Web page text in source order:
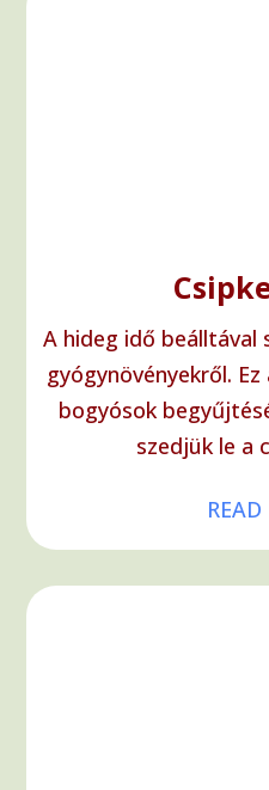
A hideg idő beálltával
gyógynövényekről.
bogyósok
szedjük le a